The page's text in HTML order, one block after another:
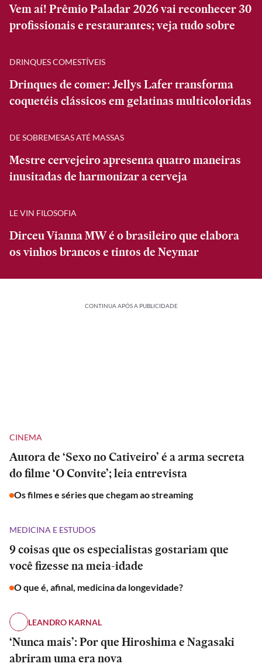
Vem aí! Prêmio Paladar 2026 vai reconhecer 30
profissionais e restaurantes; veja tudo sobre
DRINQUES COMESTÍVEIS
Drinques de comer: Jellys Lafer transforma
coquetéis clássicos em gelatinas multicoloridas
DE SOBREMESAS ATÉ MASSAS
Mestre cervejeiro apresenta quatro maneiras
inusitadas de harmonizar a cerveja
LE VIN FILOSOFIA
Dirceu Vianna MW é o brasileiro que elabora
os vinhos brancos e tintos de Neymar
CONTINUA APÓS A PUBLICIDADE
CINEMA
Autora de ‘Sexo no Cativeiro’ é a arma secreta
do filme ‘O Convite’; leia entrevista
Os filmes e séries que chegam ao streaming
MEDICINA E ESTUDOS
9 coisas que os especialistas gostariam que
você fizesse na meia-idade
O que é, afinal, medicina da longevidade?
LEANDRO KARNAL
‘Nunca mais’: Por que Hiroshima e Nagasaki
abriram uma era nova